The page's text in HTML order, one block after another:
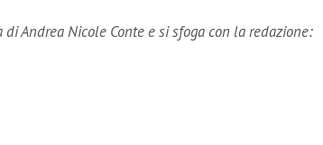
Andrea Nicole Conte e si sfoga con la redazione: